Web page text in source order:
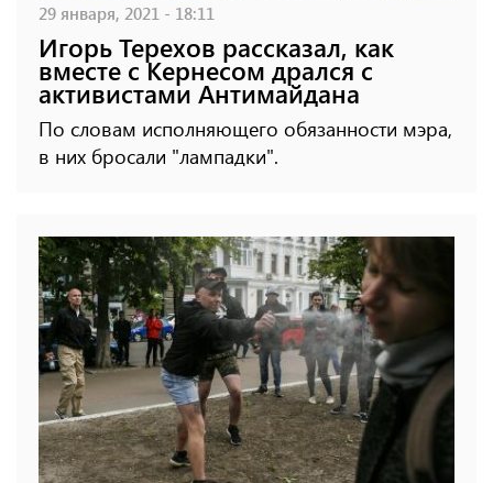
29 января, 2021 - 18:11
Игорь Терехов рассказал, как
вместе с Кернесом дрался с
активистами Антимайдана
По словам исполняющего обязанности мэра,
в них бросали "лампадки".